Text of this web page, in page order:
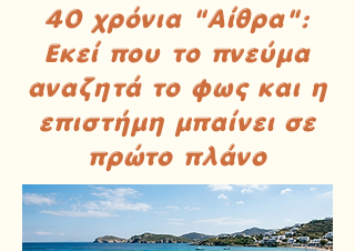
40 χρόνια "Αίθρα":
Εκεί που το πνεύμα
αναζητά το φως και η
επιστήμη μπαίνει σε
πρώτο πλάνο